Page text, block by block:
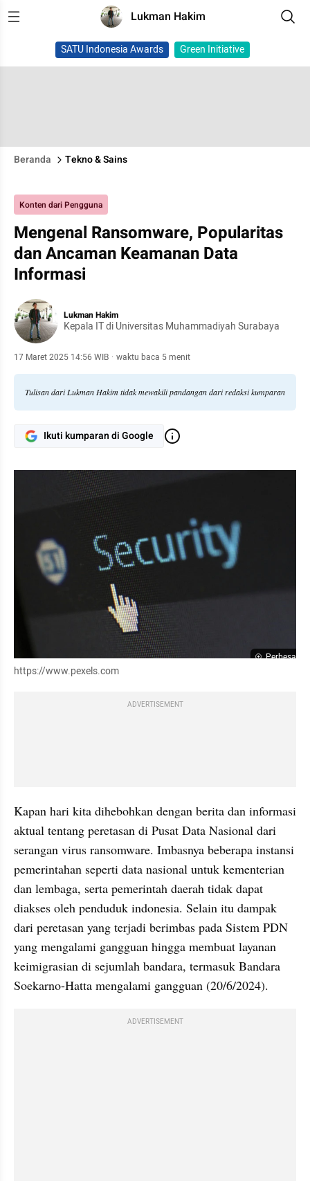
Lukman Hakim
SATU Indonesia Awards Green Initiative
Beranda Tekno & Sains
Konten dari Pengguna
Mengenal Ransomware, Popularitas
dan Ancaman Keamanan Data
Informasi
Lukman Hakim
Kepala IT di Universitas Muhammadiyah Surabaya
17 Maret 2025 14:56 WIB · waktu baca 5 menit
Tulisan dari Lukman Hakim tidak mewakili pandangan dari redaksi kumparan
Ikuti kumparan di Google
Perbesar
https://www.pexels.com
ADVERTISEMENT
Kapan hari kita dihebohkan dengan berita dan informasi
aktual tentang peretasan di Pusat Data Nasional dari
serangan virus ransomware. Imbasnya beberapa instansi
pemerintahan seperti data nasional untuk kementerian
dan lembaga, serta pemerintah daerah tidak dapat
diakses oleh penduduk indonesia. Selain itu dampak
dari peretasan yang terjadi berimbas pada Sistem PDN
yang mengalami gangguan hingga membuat layanan
keimigrasian di sejumlah bandara, termasuk Bandara
Soekarno-Hatta mengalami gangguan (20/6/2024).
ADVERTISEMENT